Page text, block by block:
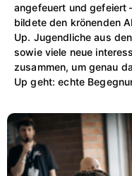
angefeuert und gefeiert
bildete den krönenden
Up. Jugendliche aus
sowie viele neue
zusammen, um genau
Up geht: echte